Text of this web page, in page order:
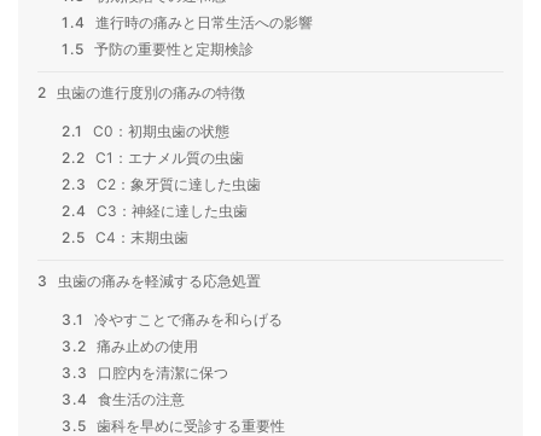
1.4
進行時の痛みと日常生活への影響
1.5 予防の重要性と定期検診
2 虫歯の進行度別の痛みの特徴
2.1
C0：初期虫歯の状態
2.2 C1：エナメル質の虫歯
2.3
C2：象牙質に達した虫歯
2.4
C3：神経に達した虫歯
2.5 C4：末期虫歯
3 虫歯の痛みを軽減する応急処置
3.1
冷やすことで痛みを和らげる
3.2 痛み止めの使用
3.3
口腔内を清潔に保つ
3.4
食生活の注意
3.5 歯科を早めに受診する重要性